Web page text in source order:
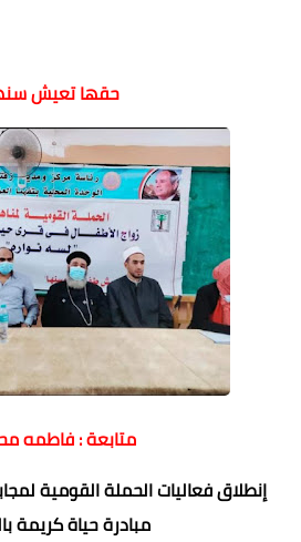
حقها تعيش
متابعة : فاطمه
إنطلاق فعاليات الحملة القومية
مبادرة حياة كريمة